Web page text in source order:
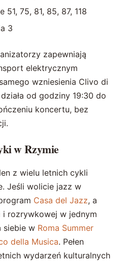
51, 75, 81, 85, 87, 118
3
zapewniają
elektrycznym
wzniesienia Clivo di
działa od godziny 19:30 do
koncertu, bez
w Rzymie
z wielu letnich cykli
Jeśli wolicie jazz w
Casa del Jazz, a
rozrywkowej w jednym
siebie w Roma Summer
della Musica. Pełen
wydarzeń kulturalnych